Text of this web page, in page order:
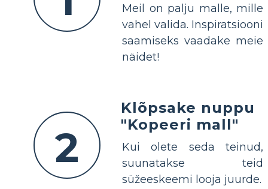
Meil on palju malle, mille
vahel valida. Inspiratsiooni
saamiseks vaadake meie
näidet!
2
Klõpsake nuppu
"Kopeeri mall"
Kui olete seda teinud,
suunatakse teid
süžeeskeemi looja juurde.